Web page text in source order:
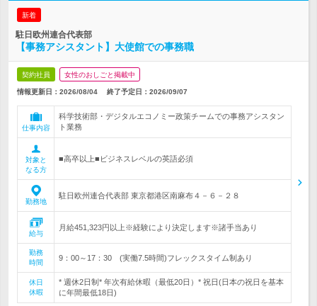
新着
駐日欧州連合代表部
【事務アシスタント】大使館での事務職
契約社員 女性のおしごと掲載中
情報更新日：2026/08/04 終了予定日： 2026/09/07
仕事内容
科学技術部・デジタルエコノミー政策チームでの事務アシスタン
ト業務
対象と
なる方
■高卒以上■ビジネスレベルの英語必須
勤務地
駐日欧州連合代表部 東京都港区南麻布４－６－２８
給与
月給451,323円以上※経験により決定します※諸手当あり
勤務
時間
9：00～17：30 (実働7.5時間)フレックスタイム制あり
休日
休暇
* 週休2日制* 年次有給休暇（最低20日）* 祝日(日本の祝日を基本
に年間最低18日)